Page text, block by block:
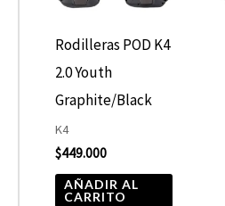
Rodilleras POD K4
2.0 Youth
Graphite/Black
K4
$449.000
AÑADIR AL
CARRITO